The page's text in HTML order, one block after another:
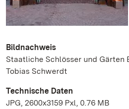
Bildnachweis
Staatliche Schlösser und Gärten
Tobias Schwerdt
Technische Daten
JPG, 2600x3159 Pxl, 0.76 MB